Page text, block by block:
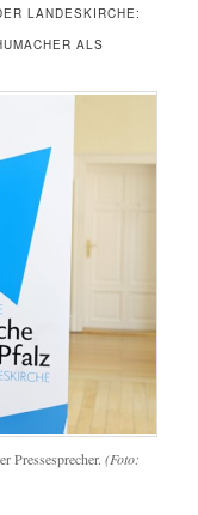
LANDESKIRCHE:
ALS
Pressesprecher. (Foto: